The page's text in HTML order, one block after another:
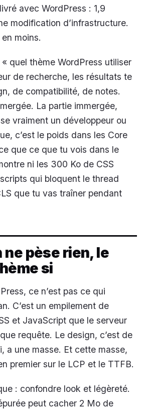
avec WordPress : 1,9
modification d’infrastructure.
moins.
quel thème WordPress utiliser
de recherche, les résultats te
de compatibilité, de notes.
La partie immergée,
vraiment un développeur ou
c’est le poids dans les Core
que ce que tu vois dans le
ni les 300 Ko de CSS
qui bloquent le thread
que tu vas traîner pendant
ne pèse rien, le
si
ce n’est pas ce qui
C’est un empilement de
et JavaScript que le serveur
requête. Le design, c’est de
a une masse. Et cette masse,
premier sur le LCP et le TTFB.
: confondre look et légèreté.
peut cacher 2 Mo de